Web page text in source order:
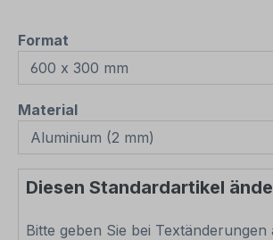
Format
Materialauswählen
Diesen Standardartikel
Bitte geben Sie bei Textänderungen